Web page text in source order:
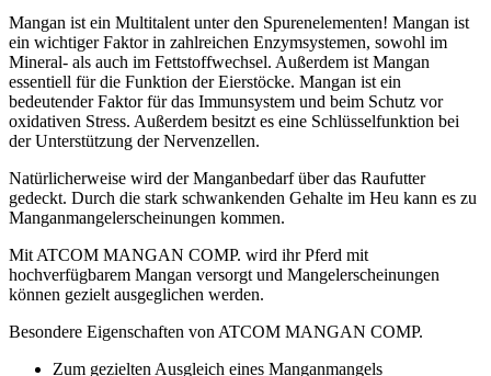
Mangan ist ein Multitalent unter den Spurenelementen! Mangan ist
ein wichtiger Faktor in zahlreichen Enzymsystemen, sowohl im
Mineral- als auch im Fettstoffwechsel. Außerdem ist Mangan
essentiell für die Funktion der Eierstöcke. Mangan ist ein
bedeutender Faktor für das Immunsystem und beim Schutz vor
oxidativen Stress. Außerdem besitzt es eine Schlüsselfunktion bei
der Unterstützung der Nervenzellen.
Natürlicherweise wird der Manganbedarf über das Raufutter
gedeckt. Durch die stark schwankenden Gehalte im Heu kann es zu
Manganmangelerscheinungen kommen.
Mit ATCOM MANGAN COMP. wird ihr Pferd mit
hochverfügbarem Mangan versorgt und Mangelerscheinungen
können gezielt ausgeglichen werden.
Besondere Eigenschaften von ATCOM MANGAN COMP.
Zum gezielten Ausgleich eines Manganmangels